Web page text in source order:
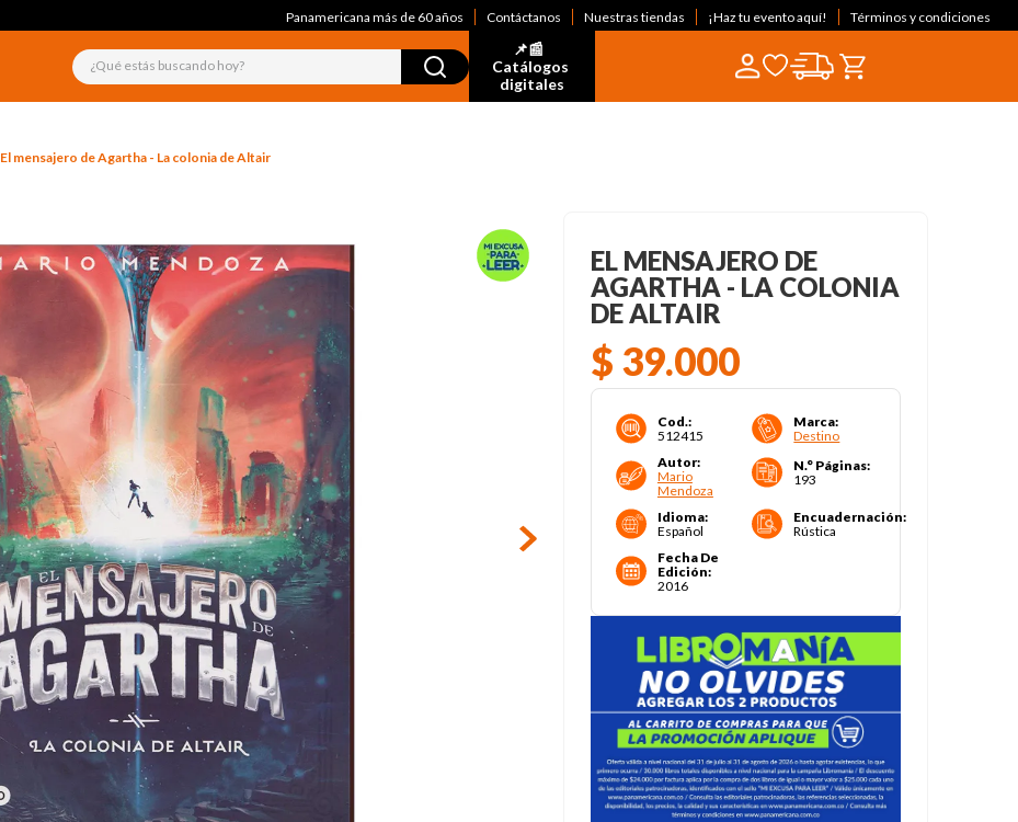
Panamericana más de 60 años Contáctanos Nuestras tiendas ¡Haz tu evento aquí! Términos y condiciones
¿Qué estás buscando hoy?
📌📰
Catálogos
digitales
El mensajero de Agartha - La colonia de Altair
EL MENSAJERO DE
AGARTHA - LA COLONIA
DE ALTAIR
$ 39.000
Cod.:
512415
Marca:
Destino
Autor:
Mario
Mendoza
N.° Páginas:
193
Idioma:
Español
Encuadernación:
Rústica
Fecha De
Edición:
2016